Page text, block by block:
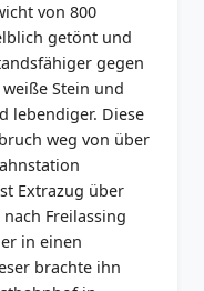
von 800
getönt und
gegen
Stein und
lebendiger. Diese
weg von über
Extrazug über
Freilassing
in einen
brachte ihn